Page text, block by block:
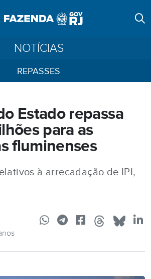
NOTÍCIAS
REPASSES
Estado repassa
para as
fluminenses
à arrecadação de IPI,